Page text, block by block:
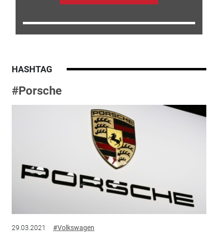
HASHTAG
#Porsche
29.03.2021 #Volkswagen